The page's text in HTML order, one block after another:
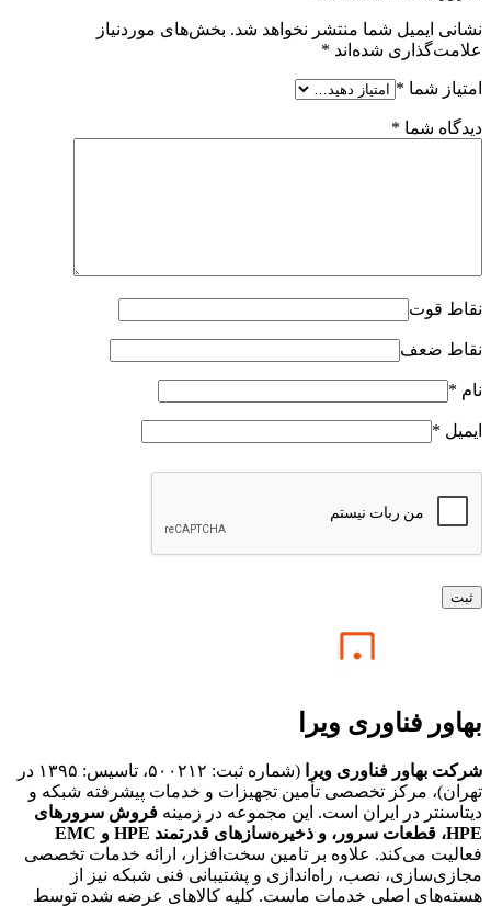
نشانی ایمیل شما منتشر نخواهد شد. بخش‌های موردنیاز
علامت‌گذاری شده‌اند *
امتیاز شما *
دیدگاه شما *
نقاط قوت
نقاط ضعف
نام *
ایمیل *
بهاور فناوری ویرا
شرکت بهاور فناوری ویرا
(شماره ثبت: ۵۰۰۲۱۲، تاسیس: ۱۳۹۵ در
تهران)، مرکز تخصصی تأمین تجهیزات و خدمات پیشرفته شبکه و
دیتاسنتر در ایران است. این مجموعه در زمینه فروش سرورهای
HPE، قطعات سرور، و ذخیره‌سازهای قدرتمند HPE و EMC
فعالیت می‌کند. علاوه بر تامین سخت‌افزار، ارائه خدمات تخصصی
مجازی‌سازی، نصب، راه‌اندازی و پشتیبانی فنی شبکه نیز از
هسته‌های اصلی خدمات ماست. کلیه کالاهای عرضه شده توسط